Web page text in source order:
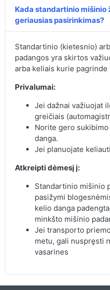
Kada standartinio mišinio
geriausias pasirinkimas?
Standartinio (kietesnio)
padangos yra skirtos
arba keliais kurie pagrinde
Privalumai:
Jei dažnai važiuojat
greičiais
Norite gero
danga.
Jei planuojate
Atkreipti dėmesį į:
Standartinio mišinio
pasižymi
kelio danga
minkšto mišinio
Jei transporto
metu, gali nuspręsti
vasarines